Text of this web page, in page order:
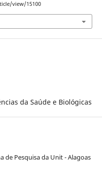
view/15100
da Saúde e Biológicas
de Pesquisa da Unit - Alagoas